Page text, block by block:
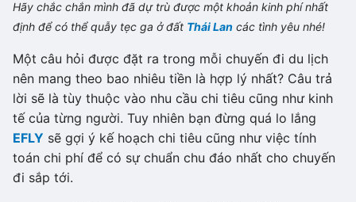
Hãy chắc chắn mình đã dự trù được một khoản kinh phí nhất
định để có thể quẫy tẹc ga ở đất Thái Lan các tình yêu nhé!
Một câu hỏi được đặt ra trong mỗi chuyến đi du lịch
nên mang theo bao nhiêu tiền là hợp lý nhất? Câu trả
lời sẽ là tùy thuộc vào nhu cầu chi tiêu cũng như kinh
tế của từng người. Tuy nhiên bạn đừng quá lo lắng
EFLY sẽ gợi ý kế hoạch chi tiêu cũng như việc tính
toán chi phí để có sự chuẩn chu đáo nhất cho chuyến
đi sắp tới.